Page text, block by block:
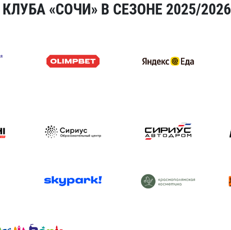
«СОЧИ» В СЕЗОНЕ 2025/2026